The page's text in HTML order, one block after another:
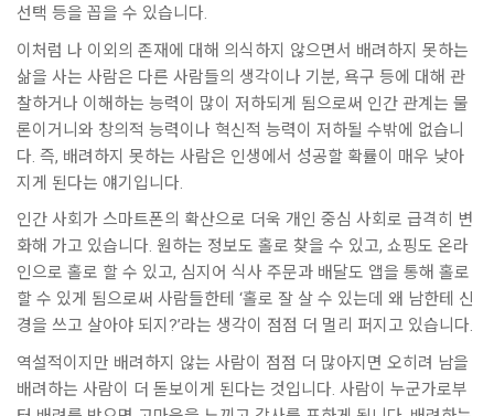
선택 등을 꼽을 수 있습니다.
이처럼 나 이외의 존재에 대해 의식하지 않으면서 배려하지 못하는
삶을 사는 사람은 다른 사람들의 생각이나 기분, 욕구 등에 대해 관
찰하거나 이해하는 능력이 많이 저하되게 됨으로써 인간 관계는 물
론이거니와 창의적 능력이나 혁신적 능력이 저하될 수밖에 없습니
다. 즉, 배려하지 못하는 사람은 인생에서 성공할 확률이 매우 낮아
지게 된다는 얘기입니다.
인간 사회가 스마트폰의 확산으로 더욱 개인 중심 사회로 급격히 변
화해 가고 있습니다. 원하는 정보도 홀로 찾을 수 있고, 쇼핑도 온라
인으로 홀로 할 수 있고, 심지어 식사 주문과 배달도 앱을 통해 홀로
할 수 있게 됨으로써 사람들한테 ‘홀로 잘 살 수 있는데 왜 남한테 신
경을 쓰고 살아야 되지?’라는 생각이 점점 더 멀리 퍼지고 있습니다.
역설적이지만 배려하지 않는 사람이 점점 더 많아지면 오히려 남을
배려하는 사람이 더 돋보이게 된다는 것입니다. 사람이 누군가로부